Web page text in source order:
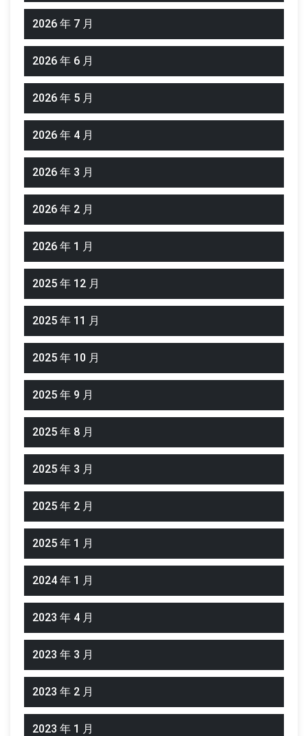
2026 年 7 月
2026 年 6 月
2026 年 5 月
2026 年 4 月
2026 年 3 月
2026 年 2 月
2026 年 1 月
2025 年 12 月
2025 年 11 月
2025 年 10 月
2025 年 9 月
2025 年 8 月
2025 年 3 月
2025 年 2 月
2025 年 1 月
2024 年 1 月
2023 年 4 月
2023 年 3 月
2023 年 2 月
2023 年 1 月